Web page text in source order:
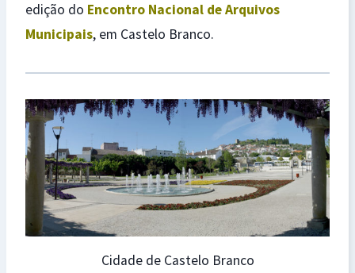
edição do Encontro Nacional de Arquivos
Municipais, em Castelo Branco.
Cidade de Castelo Branco